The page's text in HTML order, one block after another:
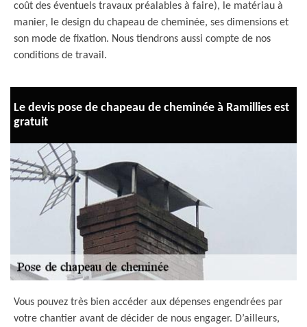
coût des éventuels travaux préalables à faire), le matériau à
manier, le design du chapeau de cheminée, ses dimensions et
son mode de fixation. Nous tiendrons aussi compte de nos
conditions de travail.
Le devis pose de chapeau de cheminée à Ramillies est
gratuit
Vous pouvez très bien accéder aux dépenses engendrées par
votre chantier avant de décider de nous engager. D’ailleurs,